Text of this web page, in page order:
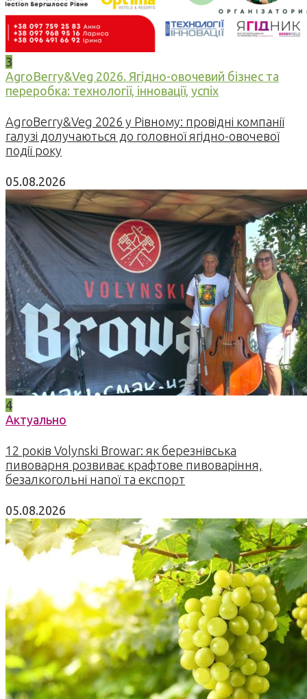
3
AgroBerry&Veg 2026. Ягідно-овочевий бізнес та
переробка: технології, інновації, успіх
AgroBerry&Veg 2026 у Рівному: провідні компанії
галузі долучаються до головної ягідно-овочевої
події року
05.08.2026
4
Актуально
12 років Volynski Browar: як березнівська
пивоварня розвиває крафтове пивоваріння,
безалкогольні напої та експорт
05.08.2026